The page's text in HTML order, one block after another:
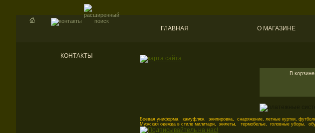
ГЛАВНАЯ О МАГАЗИНЕ
КОНТАКТЫ
В
Боевая униформа, камуфляж, экипировка, снаряжение, летные куртки,
Мужская одежда в стиле милитари, жилеты, термобелье, головные уборы,